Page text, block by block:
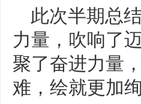
此次半期总
力量，吹响了
聚了奋进力量
难，绘就更加